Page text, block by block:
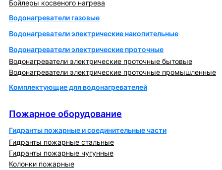
Бойлеры косвеного нагрева
Водонагреватели газовые
Водонагреватели электрические накопительные
Водонагреватели электрические проточные
Водонагреватели электрические проточные бытовые
Водонагреватели электрические проточные промышленные
Комплектующие для водонагревателей
Пожарное оборудование
Гидранты пожарные и соединительные части
Гидранты пожарные стальные
Гидранты пожарные чугунные
Колонки пожарные